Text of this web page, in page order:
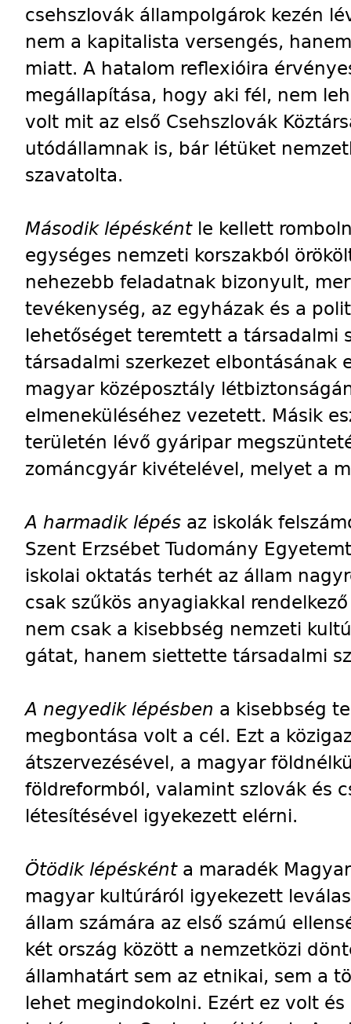
csehszlovák állampolgárok kezén
nem a kapitalista versengés,
miatt. A hatalom reflexióira
megállapítása, hogy aki fél, nem
volt mit az első Csehszlovák
utódállamnak is, bár létüket
szavatolta.
Második lépéskéntle kellett
egységes nemzeti korszakból
nehezebb feladatnak bizonyult,
tevékenység, az egyházak és a
lehetőséget teremtett a társadalmi
társadalmi szerkezet elbontásának
magyar középosztály
elmeneküléséhez vezetett. Másik
területén lévő gyáripar
zománcgyár kivételével, melyet a
A harmadik lépés az iskolák
Szent Erzsébet Tudomány
iskolai oktatás terhét az állam
csak szűkös anyagiakkal
nem csak a kisebbség nemzeti
gátat, hanem siettette társadalmi
A negyedik lépésben a kisebbség
megbontása volt a cél. Ezt a
átszervezésével, a magyar
földreformból, valamint szlovák és
létesítésével igyekezett elérni.
Ötödik lépéskénta maradék
magyar kultúráról igyekezett
állam számára az első számú
két ország között a nemzetközi
államhatárt sem az etnikai, sem a
lehet megindokolni. Ezért ez volt